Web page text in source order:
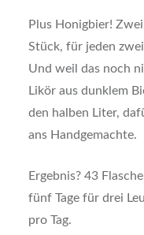
Plus Honigbier!
Stück, für jeden
Und weil das noch
Likör aus dunklem
den halben Liter,
ans Handgemachte.
Ergebnis? 43
fünf Tage für drei
pro Tag.